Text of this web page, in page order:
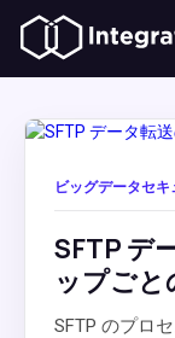
ビッグデータセキ
SFTP デ
ップご
SFTP のプロ